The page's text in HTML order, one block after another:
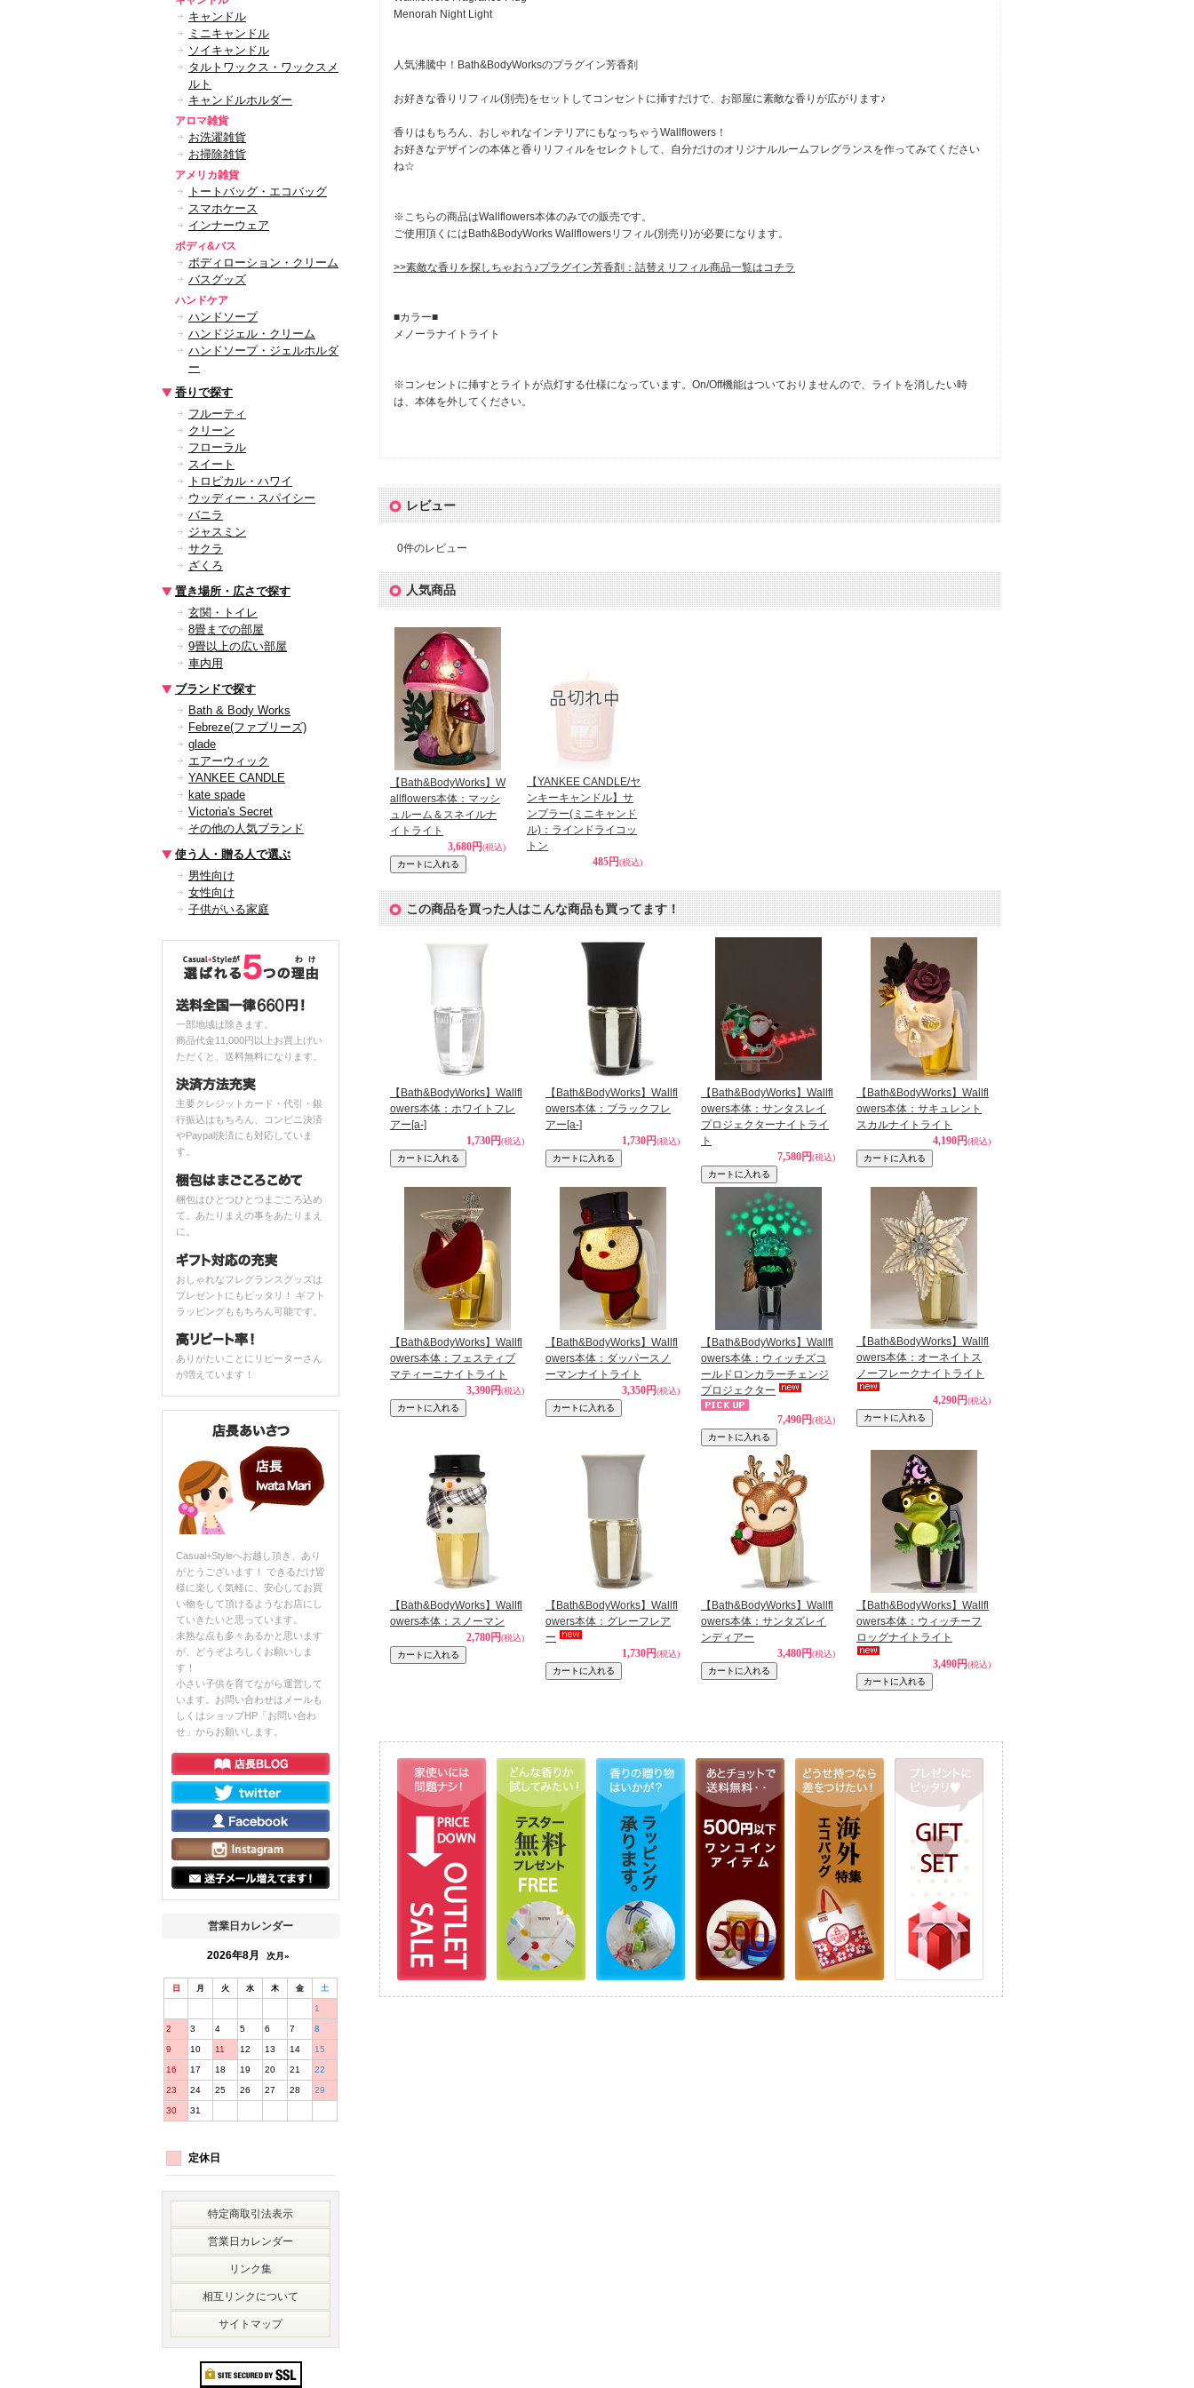
キャンドル
ミニキャンドル
ソイキャンドル
タルトワックス・ワックスメ
ルト
キャンドルホルダー
アロマ雑貨
お洗濯雑貨
お掃除雑貨
アメリカ雑貨
トートバッグ・エコバッグ
スマホケース
インナーウェア
ボディ&バス
ボディローション・クリーム
バスグッズ
ハンドケア
ハンドソープ
ハンドジェル・クリーム
ハンドソープ・ジェルホルダ
ー
香りで探す
フルーティ
クリーン
フローラル
スイート
トロピカル・ハワイ
ウッディー・スパイシー
バニラ
ジャスミン
サクラ
ざくろ
置き場所・広さで探す
玄関・トイレ
8畳までの部屋
9畳以上の広い部屋
車内用
ブランドで探す
Bath & Body Works
Febreze(ファブリーズ)
glade
エアーウィック
YANKEE CANDLE
kate spade
Victoria's Secret
その他の人気ブランド
使う人・贈る人で選ぶ
男性向け
女性向け
子供がいる家庭
一部地域は除きます。
商品代金11,000円以上お買上げい
ただくと、送料無料になります。
主要クレジットカード・代引・銀
行振込はもちろん、コンビニ決済
やPaypal決済にも対応していま
す。
梱包はひとつひとつまごころ込め
て。あたりまえの事をあたりまえ
に。
おしゃれなフレグランスグッズは
プレゼントにもピッタリ！ ギフト
ラッピングももちろん可能です。
ありがたいことにリピーターさん
が増えています！
Casual+Styleへお越し頂き、あり
がとうございます！ できるだけ皆
様に楽しく気軽に、安心してお買
い物をして頂けるようなお店にし
ていきたいと思っています。
未熟な点も多々あるかと思います
が、どうぞよろしくお願いしま
す！
小さい子供を育てながら運営して
います。お問い合わせはメールも
しくはショップHP「お問い合わ
せ」からお願いします。
営業日カレンダー
2026年8月 次月»
日 月 火 水 木 金 土
1
2 3 4 5 6 7 8
9 10 11 12 13 14 15
16 17 18 19 20 21 22
23 24 25 26 27 28 29
30 31
定休日
特定商取引法表示
営業日カレンダー
リンク集
相互リンクについて
サイトマップ
Menorah Night Light
人気沸騰中！Bath&BodyWorksのプラグイン芳香剤
お好きな香りリフィル(別売)をセットしてコンセントに挿すだけで、お部屋に素敵な香りが広がります♪
香りはもちろん、おしゃれなインテリアにもなっちゃうWallflowers！
お好きなデザインの本体と香りリフィルをセレクトして、自分だけのオリジナルルームフレグランスを作ってみてください
ね☆
※こちらの商品はWallflowers本体のみでの販売です。
ご使用頂くにはBath&BodyWorks Wallflowersリフィル(別売り)が必要になります。
>>素敵な香りを探しちゃおう♪プラグイン芳香剤：詰替えリフィル商品一覧はコチラ
■カラー■
メノーラナイトライト
※コンセントに挿すとライトが点灯する仕様になっています。On/Off機能はついておりませんので、ライトを消したい時
は、本体を外してください。
レビュー
0件のレビュー
人気商品
【Bath&BodyWorks】W
allflowers本体：マッシ
ュルーム＆スネイルナ
イトライト
3,680円(税込)
【YANKEE CANDLE/ヤ
ンキーキャンドル】サ
ンプラー(ミニキャンド
ル)：ラインドライコッ
トン
485円(税込)
この商品を買った人はこんな商品も買ってます！
【Bath&BodyWorks】Wallfl
owers本体：ホワイトフレ
アー [a-]
1,730円(税込)
【Bath&BodyWorks】Wallfl
owers本体：ブラックフレ
アー [a-]
1,730円(税込)
【Bath&BodyWorks】Wallfl
owers本体：サンタスレイ
プロジェクターナイトライ
ト
7,580円(税込)
【Bath&BodyWorks】Wallfl
owers本体：サキュレント
スカルナイトライト
4,190円(税込)
【Bath&BodyWorks】Wallfl
owers本体：フェスティブ
マティーニナイトライト
3,390円(税込)
【Bath&BodyWorks】Wallfl
owers本体：ダッパースノ
ーマンナイトライト
3,350円(税込)
【Bath&BodyWorks】Wallfl
owers本体：ウィッチズコ
ールドロンカラーチェンジ
プロジェクター
7,490円(税込)
【Bath&BodyWorks】Wallfl
owers本体：オーネイトス
ノーフレークナイトライト
4,290円(税込)
【Bath&BodyWorks】Wallfl
owers本体：スノーマン
2,780円(税込)
【Bath&BodyWorks】Wallfl
owers本体：グレーフレア
ー
1,730円(税込)
【Bath&BodyWorks】Wallfl
owers本体：サンタズレイ
ンディアー
3,480円(税込)
【Bath&BodyWorks】Wallfl
owers本体：ウィッチーフ
ロッグナイトライト
3,490円(税込)